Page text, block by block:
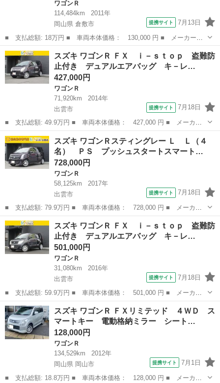
ワゴンＲ
114,484km
2011年
岡山県 倉敷市
提携サイト 7月13日
■ 支払総額: 18万円 ■ 車両本体価格： 130,000 円 ■ メーカー
名： スズキ ■ 車種名： ワゴンＲ ■ グレード名： ＦＸ Ｃ
Ｄ キーレース ＥＴＣ エアコン ベンチシート 衝突安全ボデ
ィ 盗難防止システム...
岡山 倉敷市 ワゴンＲ
スズキ ワゴンＲ ＦＸ ｉ－ｓｔｏｐ 盗難防
止付き デュアルエアバッグ キ－レ…
427,000円
ワゴンＲ
71,920km
2014年
出雲市
提携サイト 7月18日
■ 支払総額: 49.9万円 ■ 車両本体価格： 427,000 円 ■ メーカー
名： スズキ ■ 車種名： ワゴンＲ ■ グレード名： ＦＸ ｉ－
ｓｔｏｐ 盗難防止付き デュアルエアバッグ キ－レス ベンチ
Ｓ ＡＣ フル...
島根 出雲市 ワゴンＲ
スズキ ワゴンＲスティングレー Ｌ Ｌ（４
名） ＰＳ プッシュスタートスマート…
728,000円
ワゴンＲ
58,125km
2017年
出雲市
提携サイト 7月18日
■ 支払総額: 79.9万円 ■ 車両本体価格： 728,000 円 ■ メーカー
名： スズキ ■ 車種名： ワゴンＲスティングレー ■ グレード
名： Ｌ Ｌ（４名） ＰＳ プッシュスタートスマートキー Ｐ
Ｗ キーレス Ａ...
島根 出雲市 ワゴンＲ
スズキ ワゴンＲ ＦＸ ｉ－ｓｔｏｐ 盗難防
止付き デュアルエアバッグ キ－レ…
501,000円
ワゴンＲ
31,080km
2016年
出雲市
提携サイト 7月18日
■ 支払総額: 59.9万円 ■ 車両本体価格： 501,000 円 ■ メーカー
名： スズキ ■ 車種名： ワゴンＲ ■ グレード名： ＦＸ ｉ－
ｓｔｏｐ 盗難防止付き デュアルエアバッグ キ－レス ベンチ
Ｓ ＡＣ シ－...
島根 出雲市 ワゴンＲ
スズキ ワゴンＲ ＦＸリミテッド ４ＷＤ ス
マートキー 電動格納ミラー シート…
128,000円
ワゴンＲ
134,529km
2012年
岡山県 岡山市
提携サイト 7月1日
■ 支払総額: 18.8万円 ■ 車両本体価格： 128,000 円 ■ メーカー